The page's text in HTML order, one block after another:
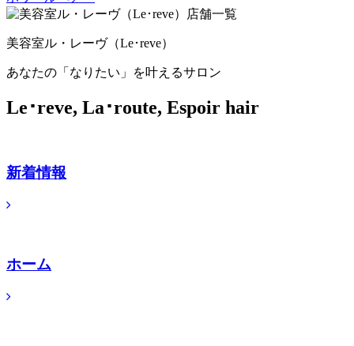
美容室ル・レーヴ（Le･reve）
あなたの「なりたい」を叶えるサロン
Le･reve, La･route, Espoir hair
新着情報
ホーム